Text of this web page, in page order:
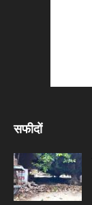
सफीदों